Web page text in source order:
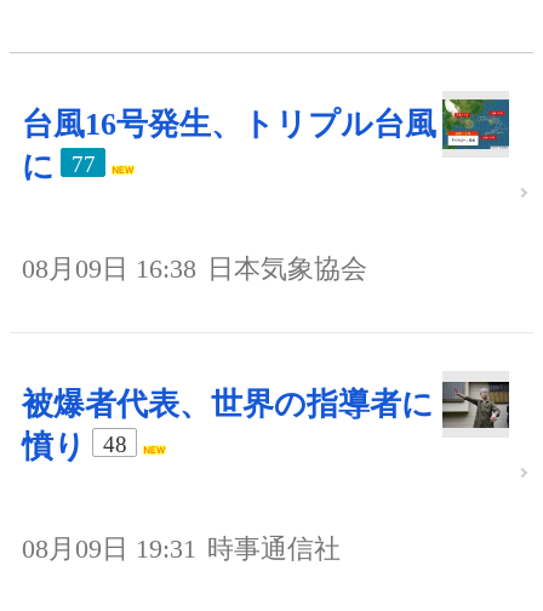
台風16号発生、トリプル台風
に
77
08月09日 16:38 日本気象協会
被爆者代表、世界の指導者に
憤り
48
08月09日 19:31 時事通信社